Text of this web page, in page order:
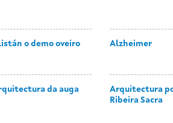
o demo oveiro Alzheimer
da auga
Arquitectura
Ribeira Sacra